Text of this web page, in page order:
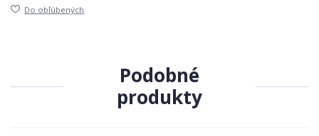
Do obľúbených
Podobné
produkty